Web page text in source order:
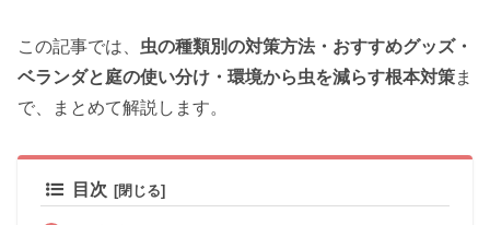
この記事では、 虫の種類別の対策方法・おすすめグッズ・
ベランダと庭の使い分け・環境から虫を減らす根本対策ま
で、まとめて解説します。
目次